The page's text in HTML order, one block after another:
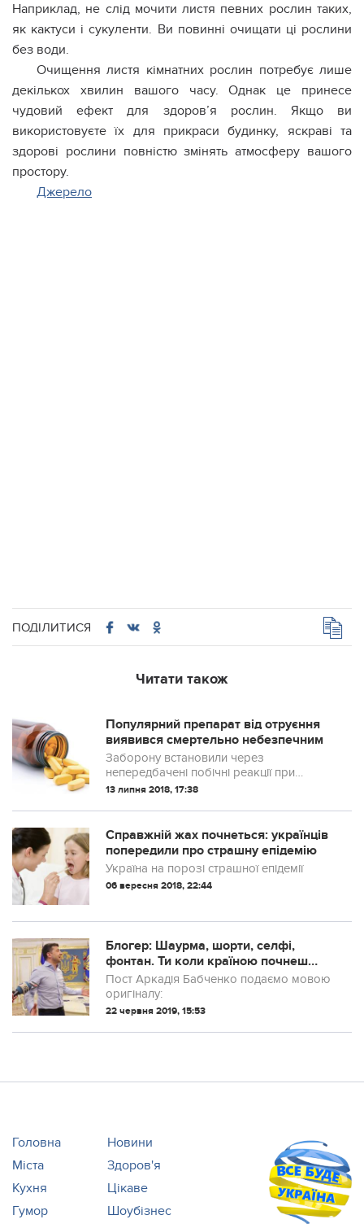
Наприклад, не слід мочити листя певних рослин таких,
як кактуси і сукуленти. Ви повинні очищати ці рослини
без води.
Очищення листя кімнатних рослин потребує лише
декількох хвилин вашого часу. Однак це принесе
чудовий ефект для здоров’я рослин. Якщо ви
використовуєте їх для прикраси будинку, яскраві та
здорові рослини повністю змінять атмосферу вашого
простору.
Джерело
ПОДІЛИТИСЯ
Читати також
Популярний препарат від отруєння
виявився смертельно небезпечним
Заборону встановили через
непередбачені побічні реакції при
застосуванні серії
13 липня 2018, 17:38
Справжній жах почнеться: українців
попередили про страшну епідемію
Україна на порозі страшної епідемії
06 вересня 2018, 22:44
Блогер: Шаурма, шорти, селфі,
фонтан. Ти коли країною почнеш
займатися?
Пост Аркадія Бабченко подаємо мовою
оригіналу:
22 червня 2019, 15:53
Головна
Новини
Міста
Здоров'я
Кухня
Цікаве
Гумор
Шоубізнес